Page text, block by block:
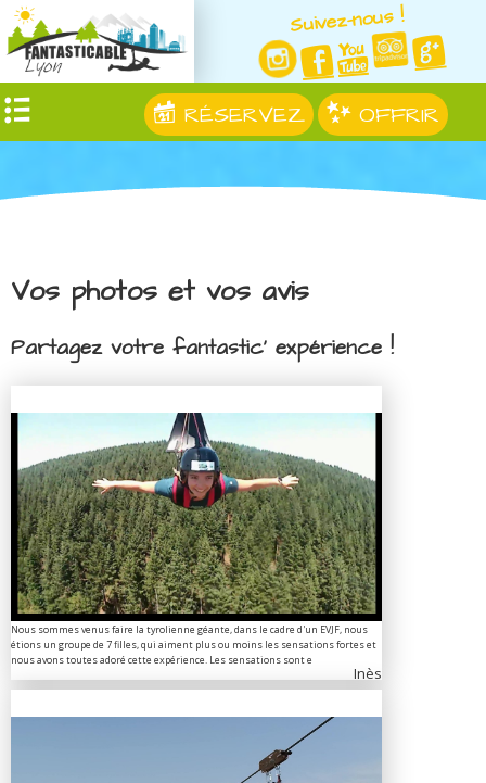
Suivez-nous !
RÉSERVEZ OFFRIR
Vos photos et vos avis
Partagez votre fantastic' expérience !
Nous sommes venus faire la tyrolienne géante, dans le cadre d'un EVJF, nous
étions un groupe de 7 filles, qui aiment plus ou moins les sensations fortes et
nous avons toutes adoré cette expérience. Les sensations sont e
Inès